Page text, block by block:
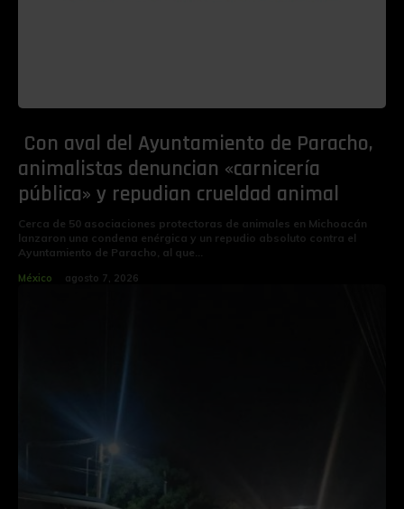
Con aval del Ayuntamiento de Paracho,
animalistas denuncian «carnicería
pública» y repudian crueldad animal
Cerca de 50 asociaciones protectoras de animales en Michoacán
lanzaron una condena enérgica y un repudio absoluto contra el
Ayuntamiento de Paracho, al que...
México agosto 7, 2026